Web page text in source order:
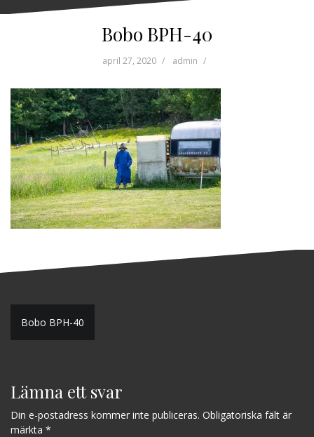
Bobo BPH-40
april 27, 2020 admin
Inläggsnavigering
Bobo BPH-40
Lämna ett svar
Din e-postadress kommer inte publiceras. Obligatoriska fält är
märkta *